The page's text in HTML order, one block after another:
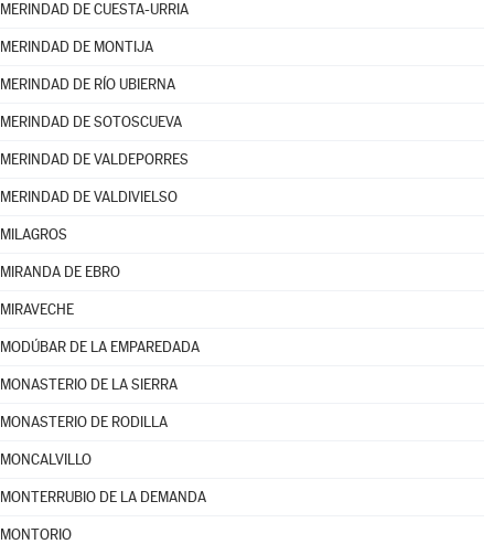
MERINDAD DE CUESTA-URRIA
MERINDAD DE MONTIJA
MERINDAD DE RÍO UBIERNA
MERINDAD DE SOTOSCUEVA
MERINDAD DE VALDEPORRES
MERINDAD DE VALDIVIELSO
MILAGROS
MIRANDA DE EBRO
MIRAVECHE
MODÚBAR DE LA EMPAREDADA
MONASTERIO DE LA SIERRA
MONASTERIO DE RODILLA
MONCALVILLO
MONTERRUBIO DE LA DEMANDA
MONTORIO